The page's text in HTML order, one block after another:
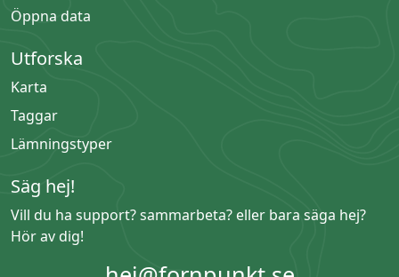
Öppna data
Utforska
Karta
Taggar
Lämningstyper
Säg hej!
Vill du ha support? sammarbeta? eller bara säga hej?
Hör av dig!